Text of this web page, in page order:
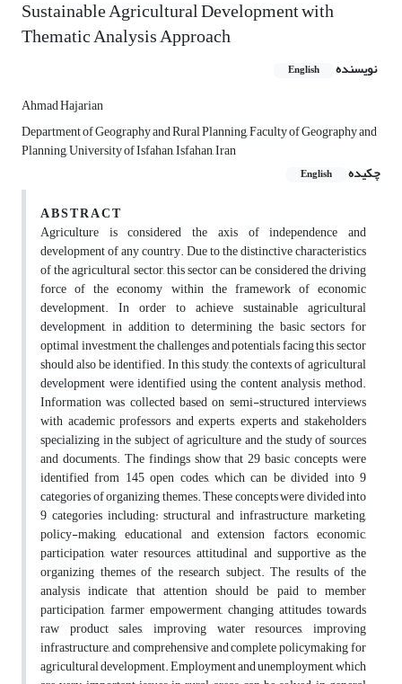
Sustainable Agricultural Development with
Thematic Analysis Approach
نویسنده English
Ahmad Hajarian
Department of Geography and Rural Planning, Faculty of Geography and
Planning, University of Isfahan, Isfahan, Iran
چکیده
English
A B S T R A C T
Agriculture is considered the axis of independence and
development of any country. Due to the distinctive characteristics
of the agricultural sector, this sector can be considered the driving
force of the economy within the framework of economic
development. In order to achieve sustainable agricultural
development, in addition to determining the basic sectors for
optimal investment, the challenges and potentials facing this sector
should also be identified. In this study, the contexts of agricultural
development were identified using the content analysis method.
Information was collected based on semi-structured interviews
with academic professors and experts, experts and stakeholders
specializing in the subject of agriculture and the study of sources
and documents. The findings show that 29 basic concepts were
identified from 145 open codes, which can be divided into 9
categories of organizing themes. These concepts were divided into
9 categories including: structural and infrastructure, marketing,
policy-making, educational and extension factors, economic,
participation, water resources, attitudinal and supportive as the
organizing themes of the research subject. The results of the
analysis indicate that attention should be paid to member
participation, farmer empowerment, changing attitudes towards
raw product sales, improving water resources, improving
infrastructure, and comprehensive and complete policymaking for
agricultural development. Employment and unemployment, which